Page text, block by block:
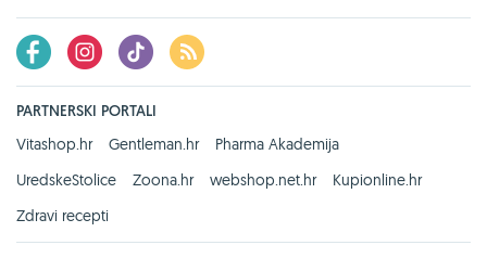
PARTNERSKI PORTALI
Vitashop.hr
Gentleman.hr
Pharma Akademija
UredskeStolice
Zoona.hr webshop.net.hr
Kupionline.hr
Zdravi recepti